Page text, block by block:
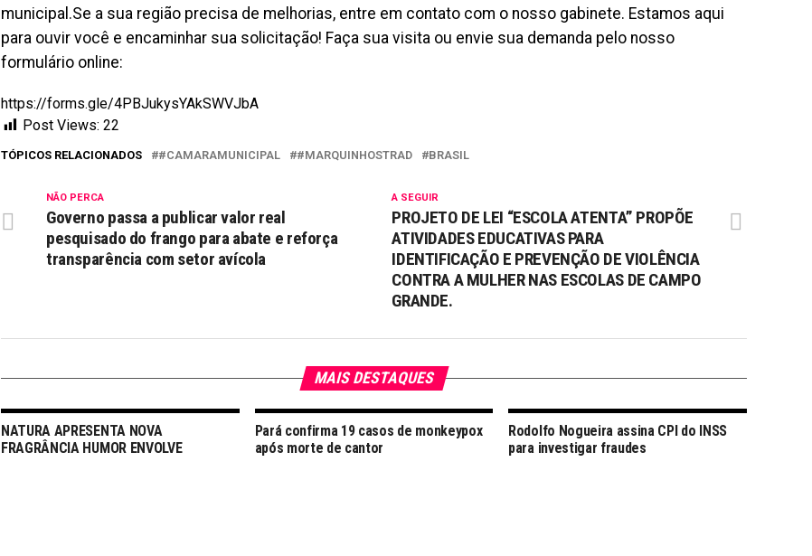
municipal.Se a sua região precisa de melhorias, entre em contato com o nosso gabinete. Estamos aqui
para ouvir você e encaminhar sua solicitação! Faça sua visita ou envie sua demanda pelo nosso
formulário online:
https://forms.gle/4PBJukysYAkSWVJbA
Post Views: 22
TÓPICOS RELACIONADOS #CAMARAMUNICIPAL #MARQUINHOSTRAD BRASIL
A SEGUIR
PROJETO DE LEI “ESCOLA ATENTA” PROPÕE
ATIVIDADES EDUCATIVAS PARA
IDENTIFICAÇÃO E PREVENÇÃO DE VIOLÊNCIA
CONTRA A MULHER NAS ESCOLAS DE CAMPO
GRANDE.
NÃO PERCA
Governo passa a publicar valor real
pesquisado do frango para abate e reforça
transparência com setor avícola
MAIS DESTAQUES
NATURA APRESENTA NOVA
FRAGRÂNCIA HUMOR ENVOLVE
Pará confirma 19 casos de monkeypox
após morte de cantor
Rodolfo Nogueira assina CPI do INSS
para investigar fraudes